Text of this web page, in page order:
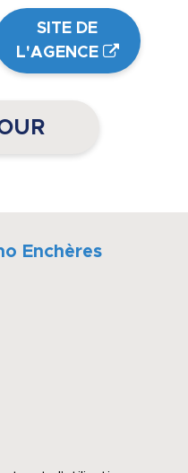
SITE DE
L'AGENCE
Enchères